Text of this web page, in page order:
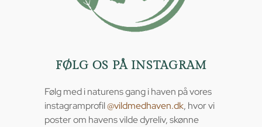
FØLG OS PÅ INSTAGRAM
Følg med i naturens gang i haven på vores
instagramprofil@vildmedhaven.dk, hvor vi
poster om havens vilde dyreliv, skønne